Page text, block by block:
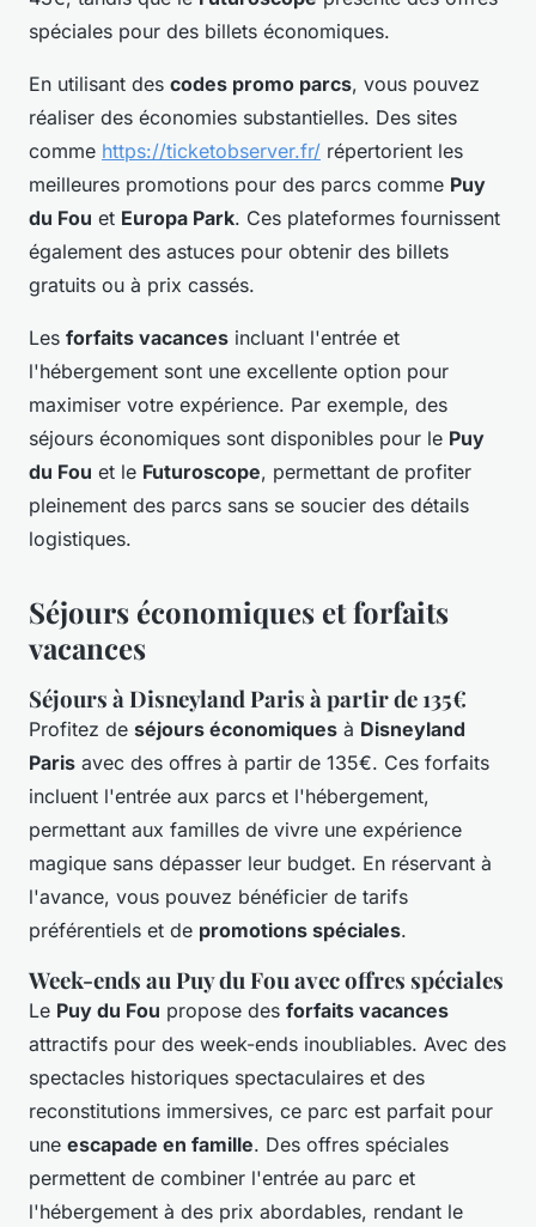
spéciales pour des billets économiques.
En utilisant des codes promo parcs, vous pouvez
réaliser des économies substantielles. Des sites
comme https://ticketobserver.fr/ répertorient les
meilleures promotions pour des parcs comme Puy
du Fou et Europa Park. Ces plateformes fournissent
également des astuces pour obtenir des billets
gratuits ou à prix cassés.
Les forfaits vacances incluant l'entrée et
l'hébergement sont une excellente option pour
maximiser votre expérience. Par exemple, des
séjours économiques sont disponibles pour le Puy
du Fou et le Futuroscope, permettant de profiter
pleinement des parcs sans se soucier des détails
logistiques.
Séjours économiques et forfaits
vacances
Séjours à Disneyland Paris à partir de 135€
Profitez de séjours économiques à Disneyland
Paris avec des offres à partir de 135€. Ces forfaits
incluent l'entrée aux parcs et l'hébergement,
permettant aux familles de vivre une expérience
magique sans dépasser leur budget. En réservant à
l'avance, vous pouvez bénéficier de tarifs
préférentiels et de promotions spéciales.
Week-ends au Puy du Fou avec offres spéciales
Le Puy du Fou propose des forfaits vacances
attractifs pour des week-ends inoubliables. Avec des
spectacles historiques spectaculaires et des
reconstitutions immersives, ce parc est parfait pour
une escapade en famille. Des offres spéciales
permettent de combiner l'entrée au parc et
l'hébergement à des prix abordables, rendant le